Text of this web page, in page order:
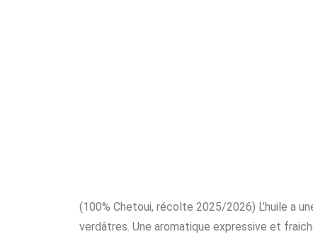
(100% Chetoui, récolte 2025/2026) L’huile a
verdâtres. Une aromatique expressive et